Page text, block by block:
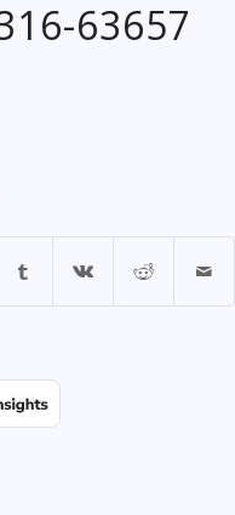
63657